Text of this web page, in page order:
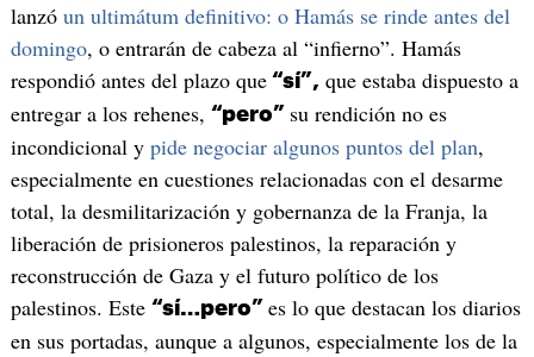
lanzó un ultimátum definitivo: o Hamás se rinde antes del
domingo, o entrarán de cabeza al “infierno”. Hamás
respondió antes del plazo que“sí”, que estaba dispuesto a
entregar a los rehenes, “pero” su rendición no es
incondicional y pide negociar algunos puntos del plan,
especialmente en cuestiones relacionadas con el desarme
total, la desmilitarización y gobernanza de la Franja, la
liberación de prisioneros palestinos, la reparación y
reconstrucción de Gaza y el futuro político de los
palestinos. Este “sí…pero” es lo que destacan los diarios
en sus portadas, aunque a algunos, especialmente los de la